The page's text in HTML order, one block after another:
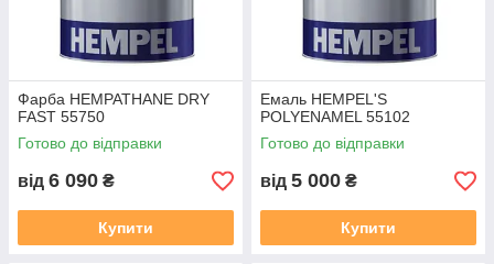
Фарба HEMPATHANE DRY
FAST 55750
Готово до відправки
від 6 090 ₴
Купити
Емаль HEMPEL'S
POLYENAMEL 55102
Готово до відправки
від 5 000 ₴
Купити